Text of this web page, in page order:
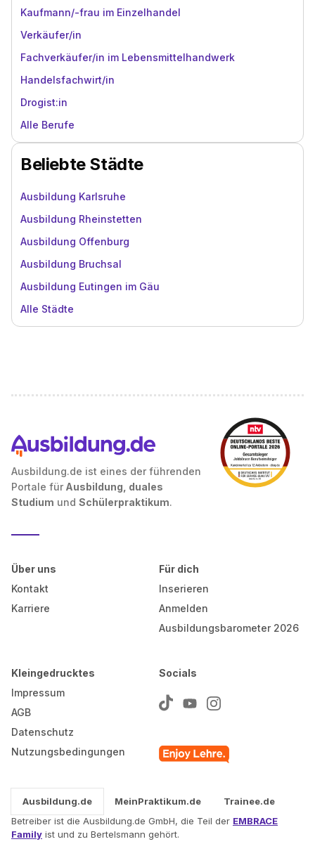
Kaufmann/-frau im Einzelhandel
Verkäufer/in
Fachverkäufer/in im Lebensmittelhandwerk
Handelsfachwirt/in
Drogist:in
Alle Berufe
Beliebte Städte
Ausbildung Karlsruhe
Ausbildung Rheinstetten
Ausbildung Offenburg
Ausbildung Bruchsal
Ausbildung Eutingen im Gäu
Alle Städte
Ausbildung.de ist eines der führenden
Portale für Ausbildung, duales
Studium und Schülerpraktikum.
Über uns
Kontakt
Karriere
Für dich
Inserieren
Anmelden
Ausbildungsbarometer 2026
Kleingedrucktes
Impressum
AGB
Datenschutz
Nutzungsbedingungen
Socials
Ausbildung.de MeinPraktikum.de
Trainee.de
Betreiber ist die Ausbildung.de GmbH, die Teil der EMBRACE
Family ist und zu Bertelsmann gehört.